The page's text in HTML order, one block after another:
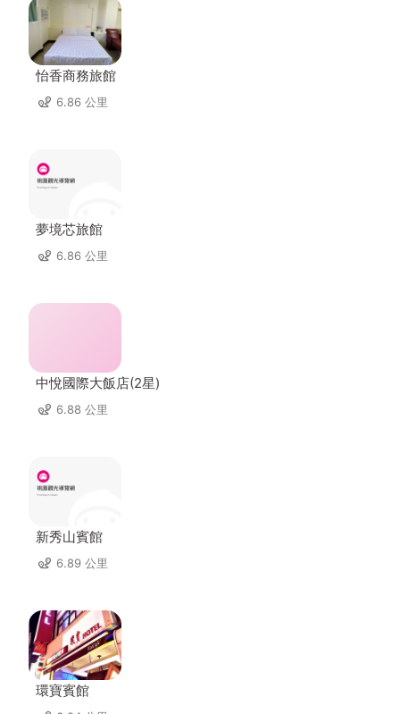
怡香商務旅館
6.86 公里
夢境芯旅館
6.86 公里
中悅國際大飯店(2星)
6.88 公里
新秀山賓館
6.89 公里
環寶賓館